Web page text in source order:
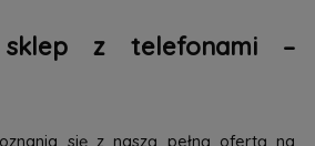
sklep z telefonami –
się z naszą pełną ofertą na